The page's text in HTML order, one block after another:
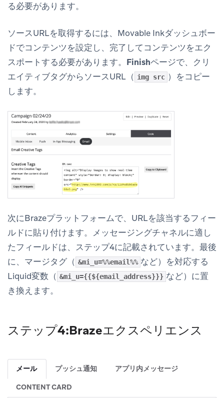
る必要があります。
ソースURLを取得するには、Movable Inkダッシュボー
ドでコンテンツを設定し、完了してコンテンツをエク
スポートする必要があります。 Finishページで、クリ
エイティブタグからソースURL（ img src ）をコピー
します。
次にBrazeプラットフォームで、URLを該当するフィー
ルドに貼り付けます。メッセージングチャネルに適し
たフィールドは、ステップ4に記載されています。最後
に、マージタグ（ &mi_u=%%email%% など）を対応する
Liquid変数（ &mi_u={{${email_address}}} など）に置
き換えます。
ステップ4:Brazeエクスペリエンス
メール プッシュ通知 アプリ内メッセージ
CONTENT CARD